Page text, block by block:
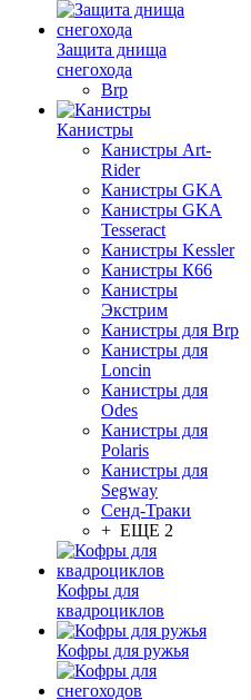
Защита днища
снегохода
Brp
Канистры
Канистры Art-
Rider
Канистры GKA
Канистры GKA
Tesseract
Канистры Kessler
Канистры К66
Канистры
Экстрим
Канистры для Brp
Канистры для
Loncin
Канистры для
Odes
Канистры для
Polaris
Канистры для
Segway
Сенд-Траки
+ ЕЩЕ 2
Кофры для
квадроциклов
Кофры для ружья